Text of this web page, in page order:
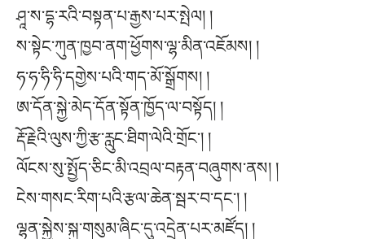
ཤཱ་ས་དྷ་རའི་བསྟན་པ་རྒྱས་པར་སྤེལ། །
ས་སྟེང་ཀུན་ཁྱབ་ནག་ཕྱོགས་ལྷ་མིན་འཇོམས། །
ཧ་ཧ་ཧི་ཧི་དགྱེས་པའི་གད་མོ་སྒྲོགས། །
ཨ་དོན་སྐྱེ་མེད་དོན་སྟོན་ཁྱོད་ལ་བསྟོད། །
རྡོ་རྗེའི་ལུས་ཀྱི་རྩ་རླུང་ཐིག་ལེའི་གྲོང་། །
ལོངས་སུ་སྤྱོད་ཅིང་མི་འབྲལ་བརྟན་བཞུགས་ནས། །
ངེས་གསང་རིག་པའི་རྩལ་ཆེན་སྦར་བ་དང་། །
ལྷན་སྐྱེས་སྐུ་གསུམ་ཞིང་དུ་འདྲེན་པར་མཛོད། །